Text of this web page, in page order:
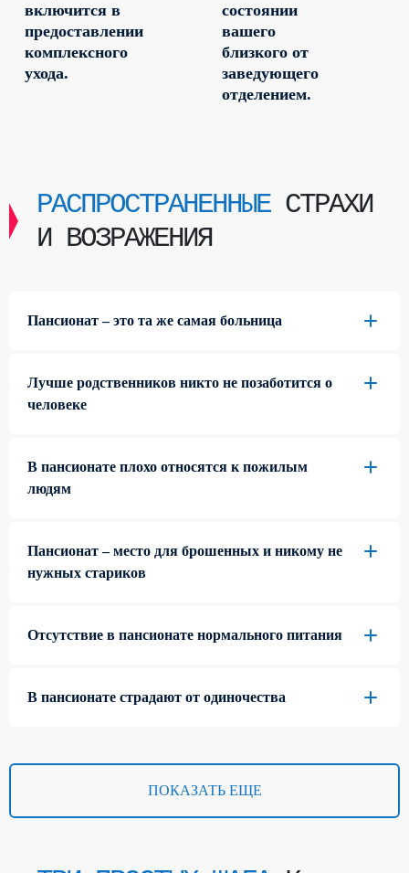
включится в
предоставлении
комплексного
ухода.
состоянии
вашего
близкого от
заведующего
отделением.
РАСПРОСТРАНЕННЫЕСТРАХИ
И ВОЗРАЖЕНИЯ
Пансионат – это та же самая больница
Лучше родственников никто не позаботится о
человеке
В пансионате плохо относятся к пожилым
людям
Пансионат – место для брошенных и никому не
нужных стариков
Отсутствие в пансионате нормального питания
В пансионате страдают от одиночества
ПОКАЗАТЬ ЕЩЕ